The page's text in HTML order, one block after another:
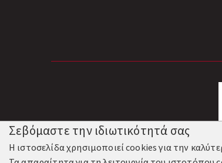
Σεβόμαστε την ιδιωτικότητά σας
Η ιστοσελίδα χρησιμοποιεί cookies για την